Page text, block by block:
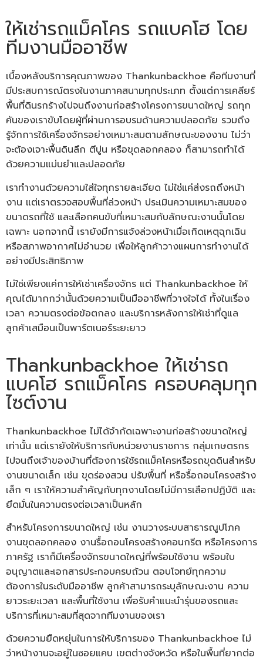
ให้เช่ารถแม็คโคร รถแบคโฮ โดย
ทีมงานมืออาชีพ
เบื้องหลังบริการคุณภาพของ Thankunbackhoe คือทีมงานที่
มีประสบการณ์ตรงในงานภาคสนามทุกประเภท ตั้งแต่การเคลียร์
พื้นที่ดินรกร้างไปจนถึงงานก่อสร้างโครงการขนาดใหญ่ รถทุก
คันของเราขับโดยผู้ที่ผ่านการอบรมด้านความปลอดภัย รวมถึง
รู้จักการใช้เครื่องจักรอย่างเหมาะสมตามลักษณะของงาน ไม่ว่า
จะต้องเจาะพื้นดินลึก ตีปูน หรือขุดลอกคลอง ก็สามารถทำได้
ด้วยความแม่นยำและปลอดภัย
เราทำงานด้วยความใส่ใจทุกรายละเอียด ไม่ใช่แค่ส่งรถถึงหน้า
งาน แต่เราตรวจสอบพื้นที่ล่วงหน้า ประเมินความเหมาะสมของ
ขนาดรถที่ใช้ และเลือกคนขับที่เหมาะสมกับลักษณะงานนั้นโดย
เฉพาะ นอกจากนี้ เรายังมีการแจ้งล่วงหน้าเมื่อเกิดเหตุฉุกเฉิน
หรือสภาพอากาศไม่อำนวย เพื่อให้ลูกค้าวางแผนการทำงานได้
อย่างมีประสิทธิภาพ
ไม่ใช่เพียงแค่การให้เช่าเครื่องจักร แต่ Thankunbackhoe ให้
คุณได้มากกว่านั้นด้วยความเป็นมืออาชีพที่วางใจได้ ทั้งในเรื่อง
เวลา ความตรงต่อข้อตกลง และบริการหลังการให้เช่าที่ดูแล
ลูกค้าเสมือนเป็นพาร์ตเนอร์ระยะยาว
Thankunbackhoe ให้เช่ารถ
แบคโฮ รถแม็คโคร ครอบคลุมทุก
ไซต์งาน
Thankunbackhoe ไม่ได้จำกัดเฉพาะงานก่อสร้างขนาดใหญ่
เท่านั้น แต่เรายังให้บริการกับหน่วยงานราชการ กลุ่มเกษตรกร
ไปจนถึงเจ้าของบ้านที่ต้องการใช้รถแม็คโครหรือรถขุดดินสำหรับ
งานขนาดเล็ก เช่น ขุดร่องสวน ปรับพื้นที่ หรือรื้อถอนโครงสร้าง
เล็ก ๆ เราให้ความสำคัญกับทุกงานโดยไม่มีการเลือกปฏิบัติ และ
ยึดมั่นในความตรงต่อเวลาเป็นหลัก
สำหรับโครงการขนาดใหญ่ เช่น งานวางระบบสาธารณูปโภค
งานขุดลอกคลอง งานรื้อถอนโครงสร้างคอนกรีต หรือโครงการ
ภาครัฐ เราก็มีเครื่องจักรขนาดใหญ่ที่พร้อมใช้งาน พร้อมใบ
อนุญาตและเอกสารประกอบครบถ้วน ตอบโจทย์ทุกความ
ต้องการในระดับมืออาชีพ ลูกค้าสามารถระบุลักษณะงาน ความ
ยาวระยะเวลา และพื้นที่ใช้งาน เพื่อรับคำแนะนำรุ่นของรถและ
บริการที่เหมาะสมที่สุดจากทีมงานของเรา
ด้วยความยืดหยุ่นในการให้บริการของ Thankunbackhoe ไม่
ว่าหน้างานจะอยู่ในซอยแคบ เขตต่างจังหวัด หรือในพื้นที่ยากต่อ